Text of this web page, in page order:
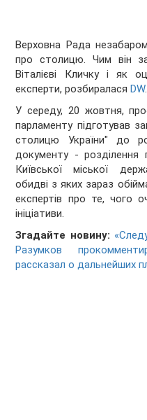
Верховна Рада
про столицю. Чим він
Віталієві Кличку і як
експерти, розбираласяDW.
У середу, 20 жовтня,
парламенту підготував
столицю України" до
документу -
Київської міської
обидві з яких зараз
експертів про те, чого
ініціативи.
Згадайте новину:
Разумков
рассказал о дальнейших